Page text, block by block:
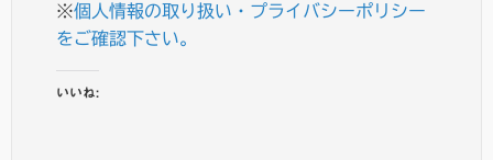
※個人情報の取り扱い・プライバシーポリシー
をご確認下さい。
いいね: